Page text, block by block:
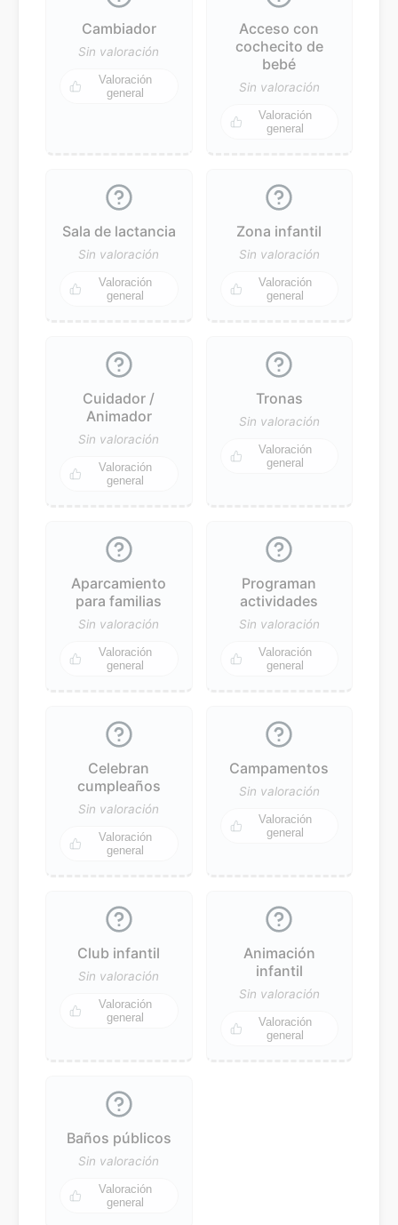
Cambiador
Sin valoración
Valoración
general
Acceso con
cochecito de
bebé
Sin valoración
Valoración
general
Sala de lactancia
Sin valoración
Valoración
general
Zona infantil
Sin valoración
Valoración
general
Cuidador /
Animador
Sin valoración
Valoración
general
Tronas
Sin valoración
Valoración
general
Aparcamiento
para familias
Sin valoración
Valoración
general
Programan
actividades
Sin valoración
Valoración
general
Celebran
cumpleaños
Sin valoración
Valoración
general
Campamentos
Sin valoración
Valoración
general
Club infantil
Sin valoración
Valoración
general
Animación
infantil
Sin valoración
Valoración
general
Baños públicos
Sin valoración
Valoración
general